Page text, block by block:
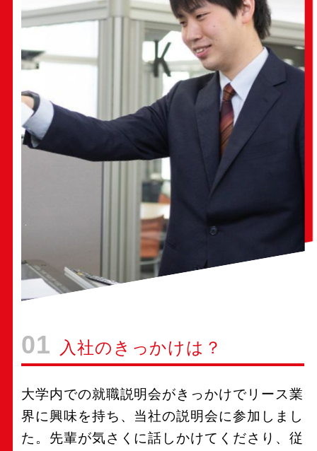
01 入社のきっかけは？
大学内での就職説明会がきっかけでリース業
界に興味を持ち、当社の説明会に参加しまし
た。先輩が気さくに話しかけてくださり、従